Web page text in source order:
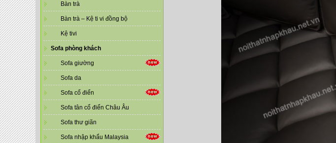
Bàn trà
Bàn trà – Kệ ti vi đồng bộ
Kệ tivi
Sofa phòng khách
Sofa giường
Sofa da
Sofa cổ điển
Sofa tân cổ điển Châu Âu
Sofa thư giãn
Sofa nhập khẩu Malaysia